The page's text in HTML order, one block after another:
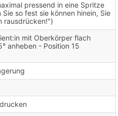
pressend in eine Spritze
so fest sie können hinein, Sie
rausdrücken!")
mit Oberkörper flach
anheben - Position 15